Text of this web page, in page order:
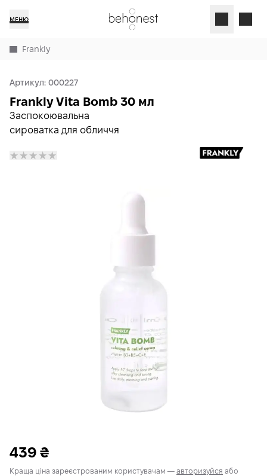
МЕНЮ
Frankly
Артикул: 000227
Заспокоювальна
сироватка для обличчя
Frankly Vita Bomb 30 мл
439 ₴
Краща ціна зареєстрованим користувачам — авторизуйся або